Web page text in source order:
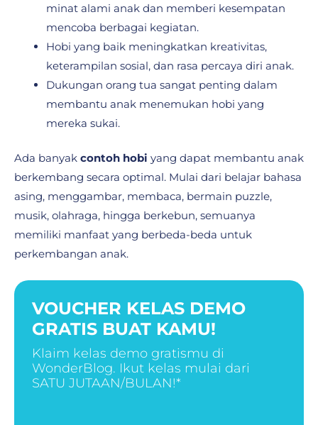
minat alami anak dan memberi kesempatan
mencoba berbagai kegiatan.
Hobi yang baik meningkatkan kreativitas,
keterampilan sosial, dan rasa percaya diri anak.
Dukungan orang tua sangat penting dalam
membantu anak menemukan hobi yang
mereka sukai.
Ada banyak contoh hobi yang dapat membantu anak
berkembang secara optimal. Mulai dari belajar bahasa
asing, menggambar, membaca, bermain puzzle,
musik, olahraga, hingga berkebun, semuanya
memiliki manfaat yang berbeda-beda untuk
perkembangan anak.
VOUCHER KELAS DEMO
GRATIS BUAT KAMU!
Klaim kelas demo gratismu di
WonderBlog. Ikut kelas mulai dari
SATU JUTAAN/BULAN!*